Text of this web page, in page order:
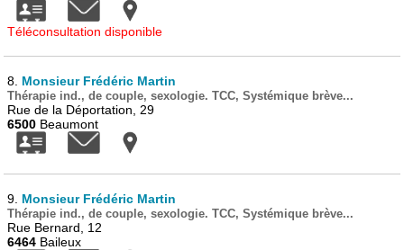
Téléconsultation disponible
8. Monsieur Frédéric Martin
Thérapie ind., de couple, sexologie. TCC, Systémique brève...
Rue de la Déportation, 29
6500 Beaumont
9. Monsieur Frédéric Martin
Thérapie ind., de couple, sexologie. TCC, Systémique brève...
Rue Bernard, 12
6464 Baileux